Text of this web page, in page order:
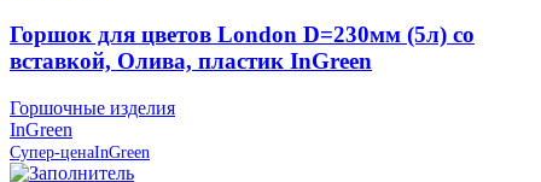
Горшок для цветов London D=230мм (5л) со
вставкой, Олива, пластик InGreen
Горшочные изделия
InGreen
Супер-ценаInGreen